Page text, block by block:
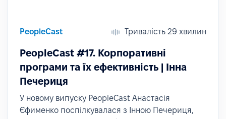
PeopleCast Тривалість 29 хвилин
PeopleCast #17. Корпоративні
програми та їх ефективність | Інна
Печериця
У новому випуску PeopleCast Анастасія
Єфименко поспілкувалася з Інною Печериця,